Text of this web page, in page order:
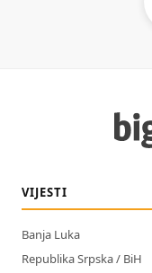
VIJESTI
Banja Luka
Republika Srpska / BiH